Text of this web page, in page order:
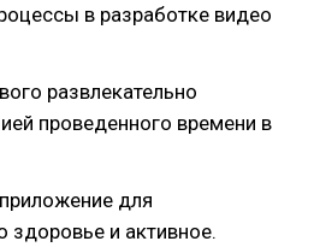
в разработке видео
развлекательно
проведенного времени в
для
здоровье и активное.